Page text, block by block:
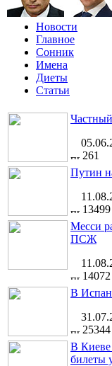
Новости
Главное
Сонник
Имена
Диеты
Статьи
261
Путин
13499
Месси
ПСЖ
14072
В
25344
В Киеве
билеты